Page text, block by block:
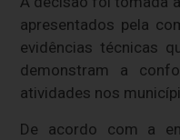
apresentados pela
evidências técnicas
demonstram a
atividades nos
De acordo com a